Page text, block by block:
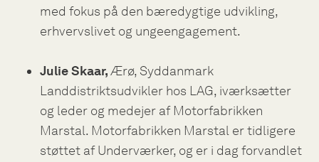
med fokus på den bæredygtige udvikling,
erhvervslivet og ungeengagement.
Julie Skaar,Ærø, Syddanmark
Landdistriktsudvikler hos LAG, iværksætter
og leder og medejer af Motorfabrikken
Marstal. Motorfabrikken Marstal er tidligere
støttet af Underværker, og er i dag forvandlet